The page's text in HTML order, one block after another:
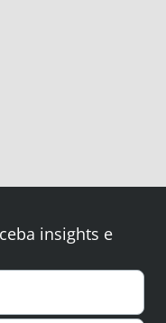
insights e